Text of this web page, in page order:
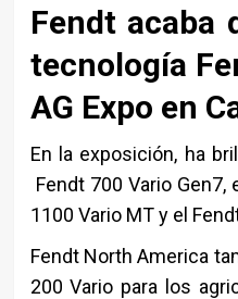
Fendt acaba
tecnología
AG Expo en
En la exposición, ha
Fendt 700 Vario
1100 Vario MT y el
Fendt North America
200 Vario para los